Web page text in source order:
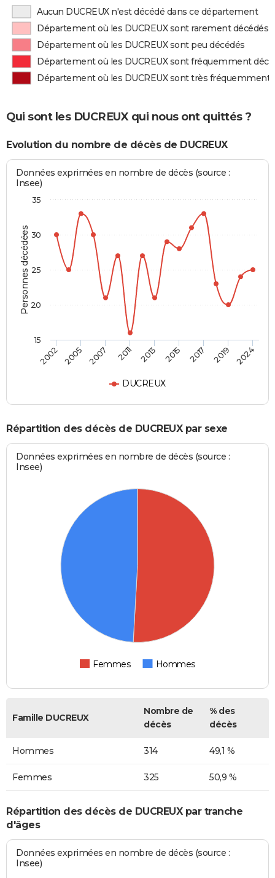
Aucun DUCREUX n'est décédé dans ce département
Département où les DUCREUX sont rarement décédés
Département où les DUCREUX sont peu décédés
Département où les DUCREUX sont fréquemment
Département où les DUCREUX sont très fréquemment
Qui sont les DUCREUX qui nous ont quittés ?
Evolution du nombre de décès de DUCREUX
Personnes décédées
Données exprimées en nombre de décès (source :
Insee)
DUCREUX
2002 2005 2007 2011 2013 2015 2017 2019 2024
15
20
25
30
35
Répartition des décès de DUCREUX par sexe
Données exprimées en nombre de décès (source :
Insee)
Femmes Hommes
Famille DUCREUX
Nombre de
décès
% des
décès
Hommes 314 49,1 %
Femmes 325 50,9 %
Répartition des décès de DUCREUX par tranche
d'âges
Données exprimées en nombre de décès (source :
Insee)